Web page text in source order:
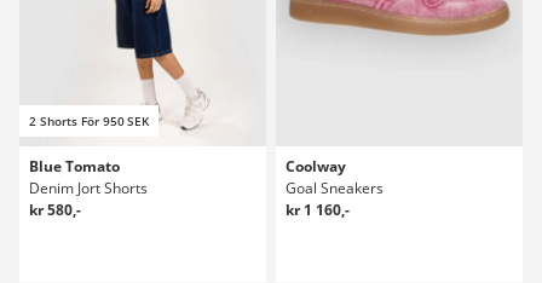
2 Shorts För 950 SEK
Blue Tomato
Denim Jort Shorts
kr 580,-
Coolway
Goal Sneakers
kr 1 160,-